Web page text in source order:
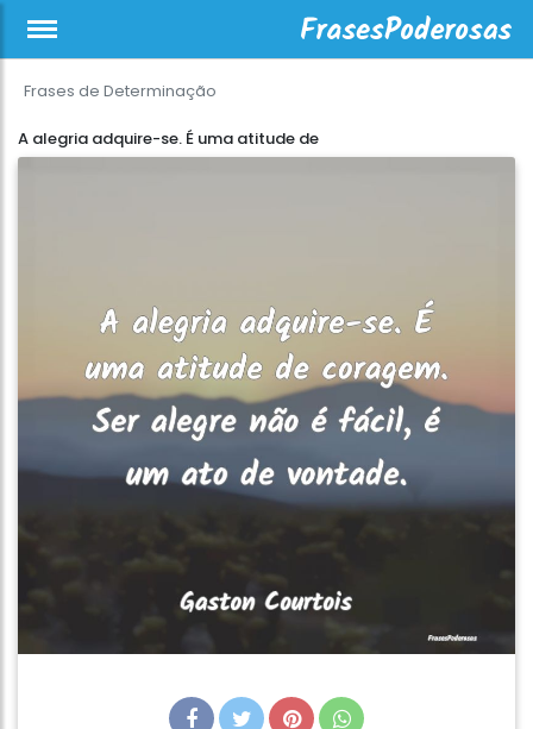
Frases de Determinação
A alegria adquire-se. É uma atitude de